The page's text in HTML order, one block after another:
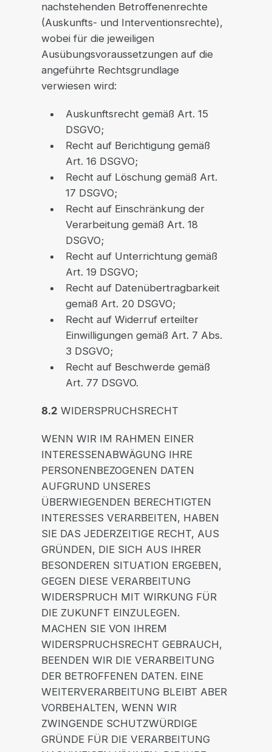
nachstehenden Betroffenenrechte
(Auskunfts- und Interventionsrechte),
wobei für die jeweiligen
Ausübungsvoraussetzungen auf die
angeführte Rechtsgrundlage
verwiesen wird:
Auskunftsrecht gemäß Art. 15
DSGVO;
Recht auf Berichtigung gemäß
Art. 16 DSGVO;
Recht auf Löschung gemäß Art.
17 DSGVO;
Recht auf Einschränkung der
Verarbeitung gemäß Art. 18
DSGVO;
Recht auf Unterrichtung gemäß
Art. 19 DSGVO;
Recht auf Datenübertragbarkeit
gemäß Art. 20 DSGVO;
Recht auf Widerruf erteilter
Einwilligungen gemäß Art. 7 Abs.
3 DSGVO;
Recht auf Beschwerde gemäß
Art. 77 DSGVO.
8.2 WIDERSPRUCHSRECHT
WENN WIR IM RAHMEN EINER
INTERESSENABWÄGUNG IHRE
PERSONENBEZOGENEN DATEN
AUFGRUND UNSERES
ÜBERWIEGENDEN BERECHTIGTEN
INTERESSES VERARBEITEN, HABEN
SIE DAS JEDERZEITIGE RECHT, AUS
GRÜNDEN, DIE SICH AUS IHRER
BESONDEREN SITUATION ERGEBEN,
GEGEN DIESE VERARBEITUNG
WIDERSPRUCH MIT WIRKUNG FÜR
DIE ZUKUNFT EINZULEGEN.
MACHEN SIE VON IHREM
WIDERSPRUCHSRECHT GEBRAUCH,
BEENDEN WIR DIE VERARBEITUNG
DER BETROFFENEN DATEN. EINE
WEITERVERARBEITUNG BLEIBT ABER
VORBEHALTEN, WENN WIR
ZWINGENDE SCHUTZWÜRDIGE
GRÜNDE FÜR DIE VERARBEITUNG